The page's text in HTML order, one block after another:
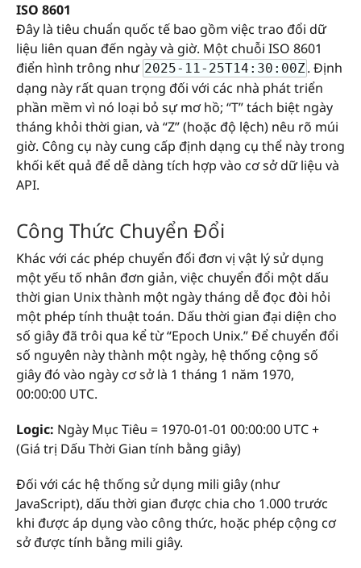
ISO 8601
Đây là tiêu chuẩn quốc tế bao gồm việc trao đổi dữ
liệu liên quan đến ngày và giờ. Một chuỗi ISO 8601
điển hình trông như 2025-11-25T14:30:00Z. Định
dạng này rất quan trọng đối với các nhà phát triển
phần mềm vì nó loại bỏ sự mơ hồ; “T” tách biệt ngày
tháng khỏi thời gian, và “Z” (hoặc độ lệch) nêu rõ múi
giờ. Công cụ này cung cấp định dạng cụ thể này trong
khối kết quả để dễ dàng tích hợp vào cơ sở dữ liệu và
API.
Công Thức Chuyển Đổi
Khác với các phép chuyển đổi đơn vị vật lý sử dụng
một yếu tố nhân đơn giản, việc chuyển đổi một dấu
thời gian Unix thành một ngày tháng dễ đọc đòi hỏi
một phép tính thuật toán. Dấu thời gian đại diện cho
số giây đã trôi qua kể từ “Epoch Unix.” Để chuyển đổi
số nguyên này thành một ngày, hệ thống cộng số
giây đó vào ngày cơ sở là 1 tháng 1 năm 1970,
00:00:00 UTC.
Logic: Ngày Mục Tiêu = 1970-01-01 00:00:00 UTC +
(Giá trị Dấu Thời Gian tính bằng giây)
Đối với các hệ thống sử dụng mili giây (như
JavaScript), dấu thời gian được chia cho 1.000 trước
khi được áp dụng vào công thức, hoặc phép cộng cơ
sở được tính bằng mili giây.